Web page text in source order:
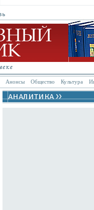
Анонсы Общество Культура